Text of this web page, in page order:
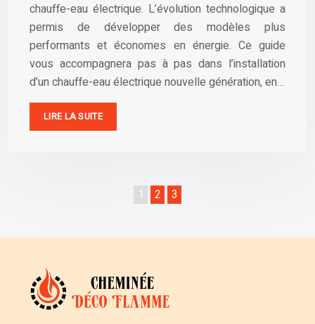
chauffe-eau électrique. L’évolution technologique a
permis de développer des modèles plus
performants et économes en énergie. Ce guide
vous accompagnera pas à pas dans l’installation
d’un chauffe-eau électrique nouvelle génération, en…
LIRE LA SUITE
1 2 3